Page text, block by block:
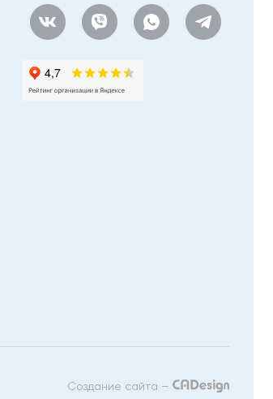
Создание сайта –